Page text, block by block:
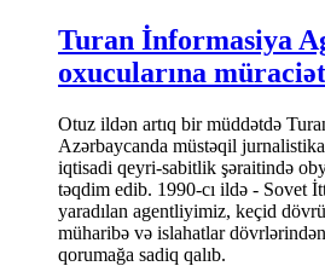
Turan İnformasiya
oxucularına
Otuz ildən artıq bir müddətdə
Azərbaycanda müstəqil
iqtisadi qeyri-sabitlik şəraitində
təqdim edib. 1990-cı ildə - Sovet
yaradılan agentliyimiz, keçid
müharibə və islahatlar
qorumağa sadiq qalıb.